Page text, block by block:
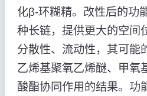
化β-环糊精。改性后的功
种长链，提供更大的空间
分散性、流动性，其可能
乙烯基聚氧乙烯醚、甲氧
酸酯协同作用的结果。功